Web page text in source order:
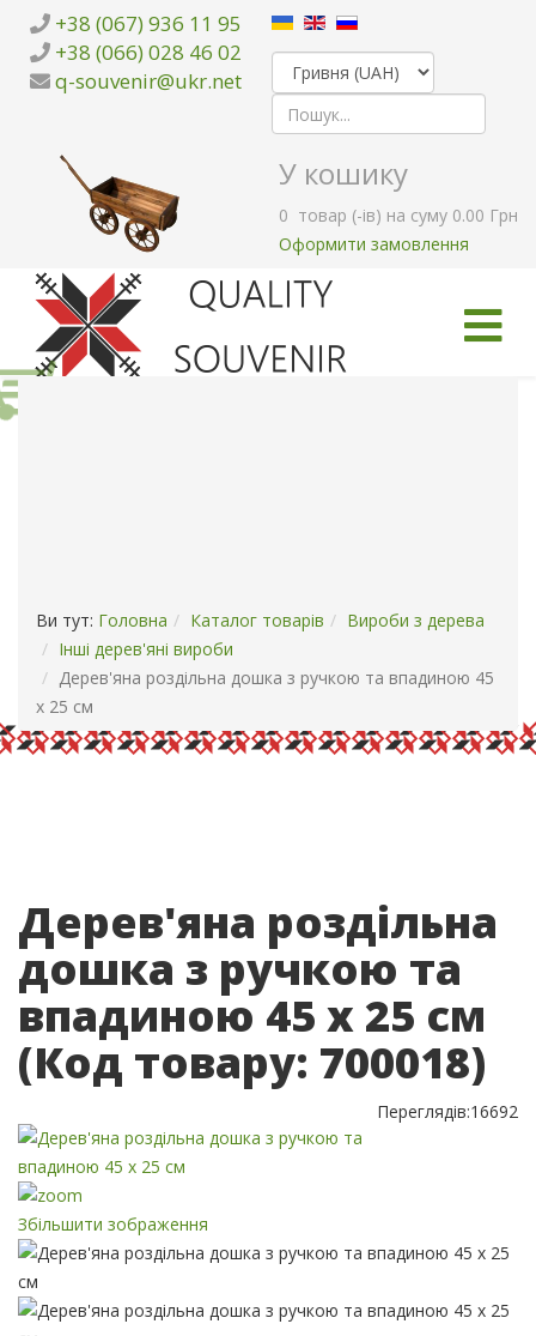
+38 (067) 936 11 95
+38 (066) 028 46 02
q-souvenir@ukr.net
У кошику
0 товар (-ів) на суму 0.00 Грн
Оформити замовлення
Ви тут: Головна Каталог товарів
Вироби з дерева
Інші дерев'яні вироби
Дерев'яна роздільна дошка з ручкою та впадиною 45
х 25 см
Дерев'яна роздільна
дошка з ручкою та
впадиною 45 х 25 см
(Код товару: 700018)
Переглядів:16692
Збільшити зображення